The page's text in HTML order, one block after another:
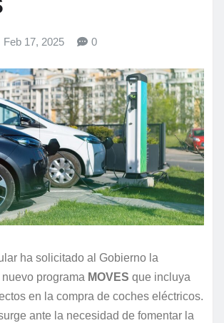
Feb 17, 2025 0
ha solicitado al Gobierno la
programa MOVES que incluya
en la compra de coches eléctricos.
ante la necesidad de fomentar la